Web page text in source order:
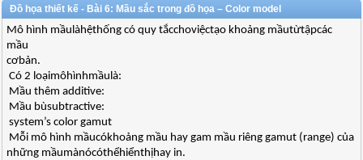
Đồ họa thiết kế - Bài 6: Mầu sắc trong đồ họa – Color model
Mô hình mầulàhệthống có quy tắcchoviệctạo khoảng mầutừtậpcác
mầu
cơbản.
 Có 2 loạimôhìnhmầulà:
 Mầu thêm additive:
 Mầu bùsubtractive:
 system’s color gamut
 Mỗi mô hình mầucókhoảng mầu hay gam mầu riêng gamut (range) của
những mầumànócóthểhiểnthịhay in.